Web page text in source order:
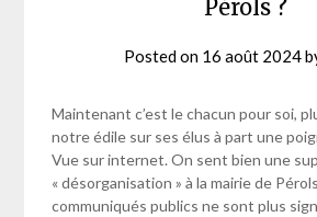
Pérols ?
Posted on 16 août 2024
Maintenant c’est le chacun pour soi,
notre édile sur ses élus à part une
Vue sur internet. On sent bien une
« désorganisation » à la mairie de
communiqués publics ne sont plus